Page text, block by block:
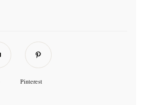
Pinterest